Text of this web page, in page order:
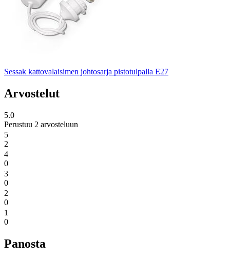
Sessak kattovalaisimen johtosarja pistotulpalla E27
Arvostelut
5.0
Perustuu 2 arvosteluun
5
2
4
0
3
0
2
0
1
0
Panosta